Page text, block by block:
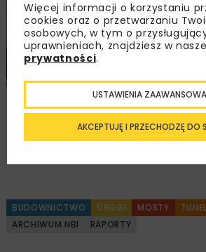
Młodzi Liderzy Budownictwa
BUDOWNICTWO DROGI MOSTY
ARCHIWUM NBI
RAPORTY
Więcej informacji o korzystaniu
cookies oraz o przetwarzaniu
osobowych, w tym o
uprawnieniach, znajdziesz w
prywatności.
AKCEPTUJĘ I PRZECHODZĘ DO
USTAWIENIA